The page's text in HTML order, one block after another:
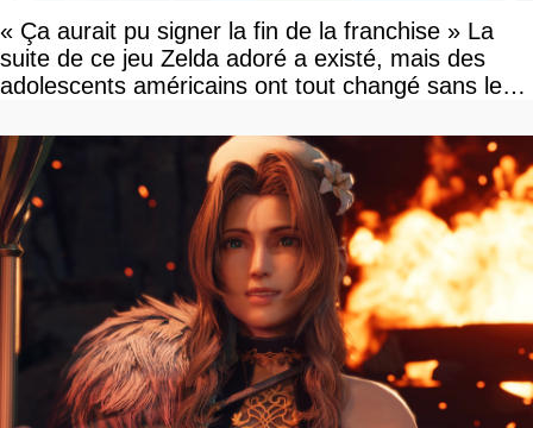
« Ça aurait pu signer la fin de la franchise » La
suite de ce jeu Zelda adoré a existé, mais des
adolescents américains ont tout changé sans le